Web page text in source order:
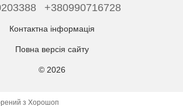
+380990716728
Контактна інформація
Повна версія сайту
© 2026
з Хорошоп